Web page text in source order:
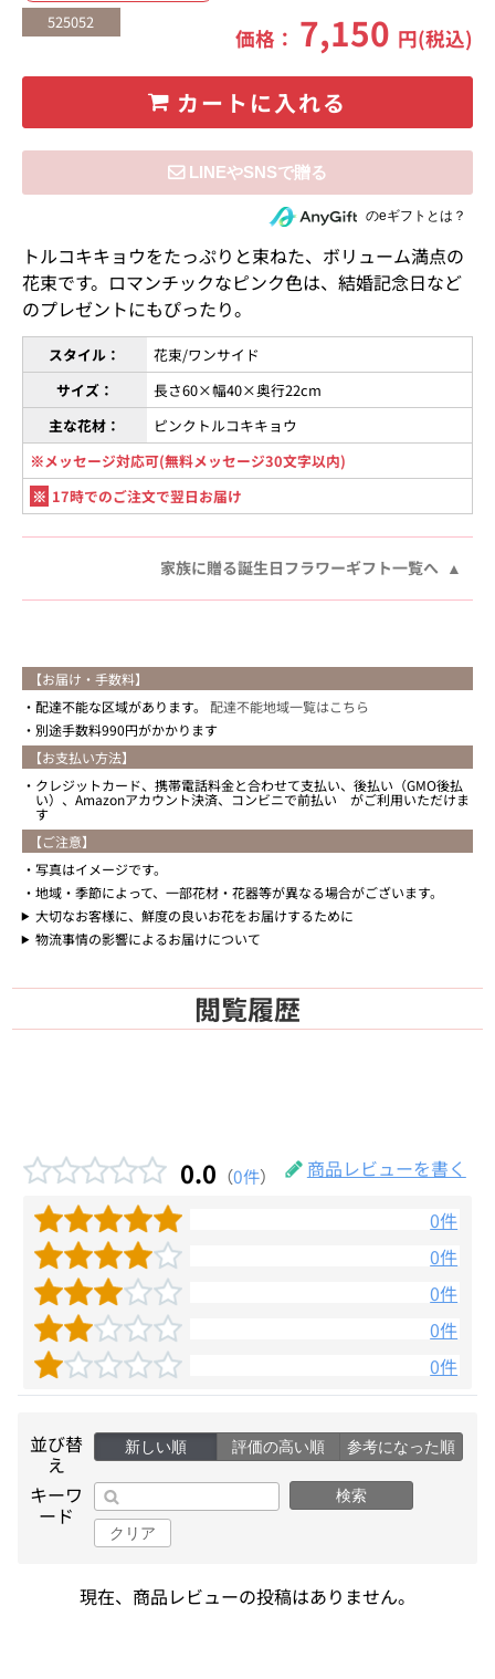
525052
価格： 7,150 円(税込)
カートに入れる
住所を知らない相手にeギフトで贈るのeギフトとは？
トルコキキョウをたっぷりと束ねた、ボリューム満点の
花束です。ロマンチックなピンク色は、結婚記念日など
のプレゼントにもぴったり。
スタイル：
花束/ワンサイド
サイズ：
長さ60×幅40×奥行22cm
主な花材：
ピンクトルコキキョウ
※メッセージ対応可(無料メッセージ30文字以内)
※ 17時でのご注文で翌日お届け
家族に贈る誕生日フラワーギフト一覧へ
【お届け・手数料】
配達不能な区域があります。 配達不能地域一覧はこちら
別途手数料990円がかかります
【お支払い方法】
クレジットカード、携帯電話料金と合わせて支払い、後払い（GMO後払
い）、Amazonアカウント決済、コンビニで前払い がご利用いただけま
す
【ご注意】
写真はイメージです。
地域・季節によって、一部花材・花器等が異なる場合がございます。
大切なお客様に、鮮度の良いお花をお届けするために
物流事情の影響によるお届けについて
閲覧履歴
0.0 （0件）
商品レビューを書く
0件
0件
0件
0件
0件
並び替
え
新しい順 評価の高い順 参考になった順
キーワ
ード
検索
クリア
現在、商品レビューの投稿はありません。